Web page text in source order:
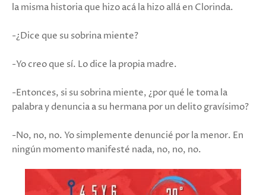
la misma historia que hizo acá la hizo allá en Clorinda.
-¿Dice que su sobrina miente?
-Yo creo que sí. Lo dice la propia madre.
-Entonces, si su sobrina miente, ¿por qué le toma la
palabra y denuncia a su hermana por un delito gravísimo?
-No, no, no. Yo simplemente denuncié por la menor. En
ningún momento manifesté nada, no, no, no.